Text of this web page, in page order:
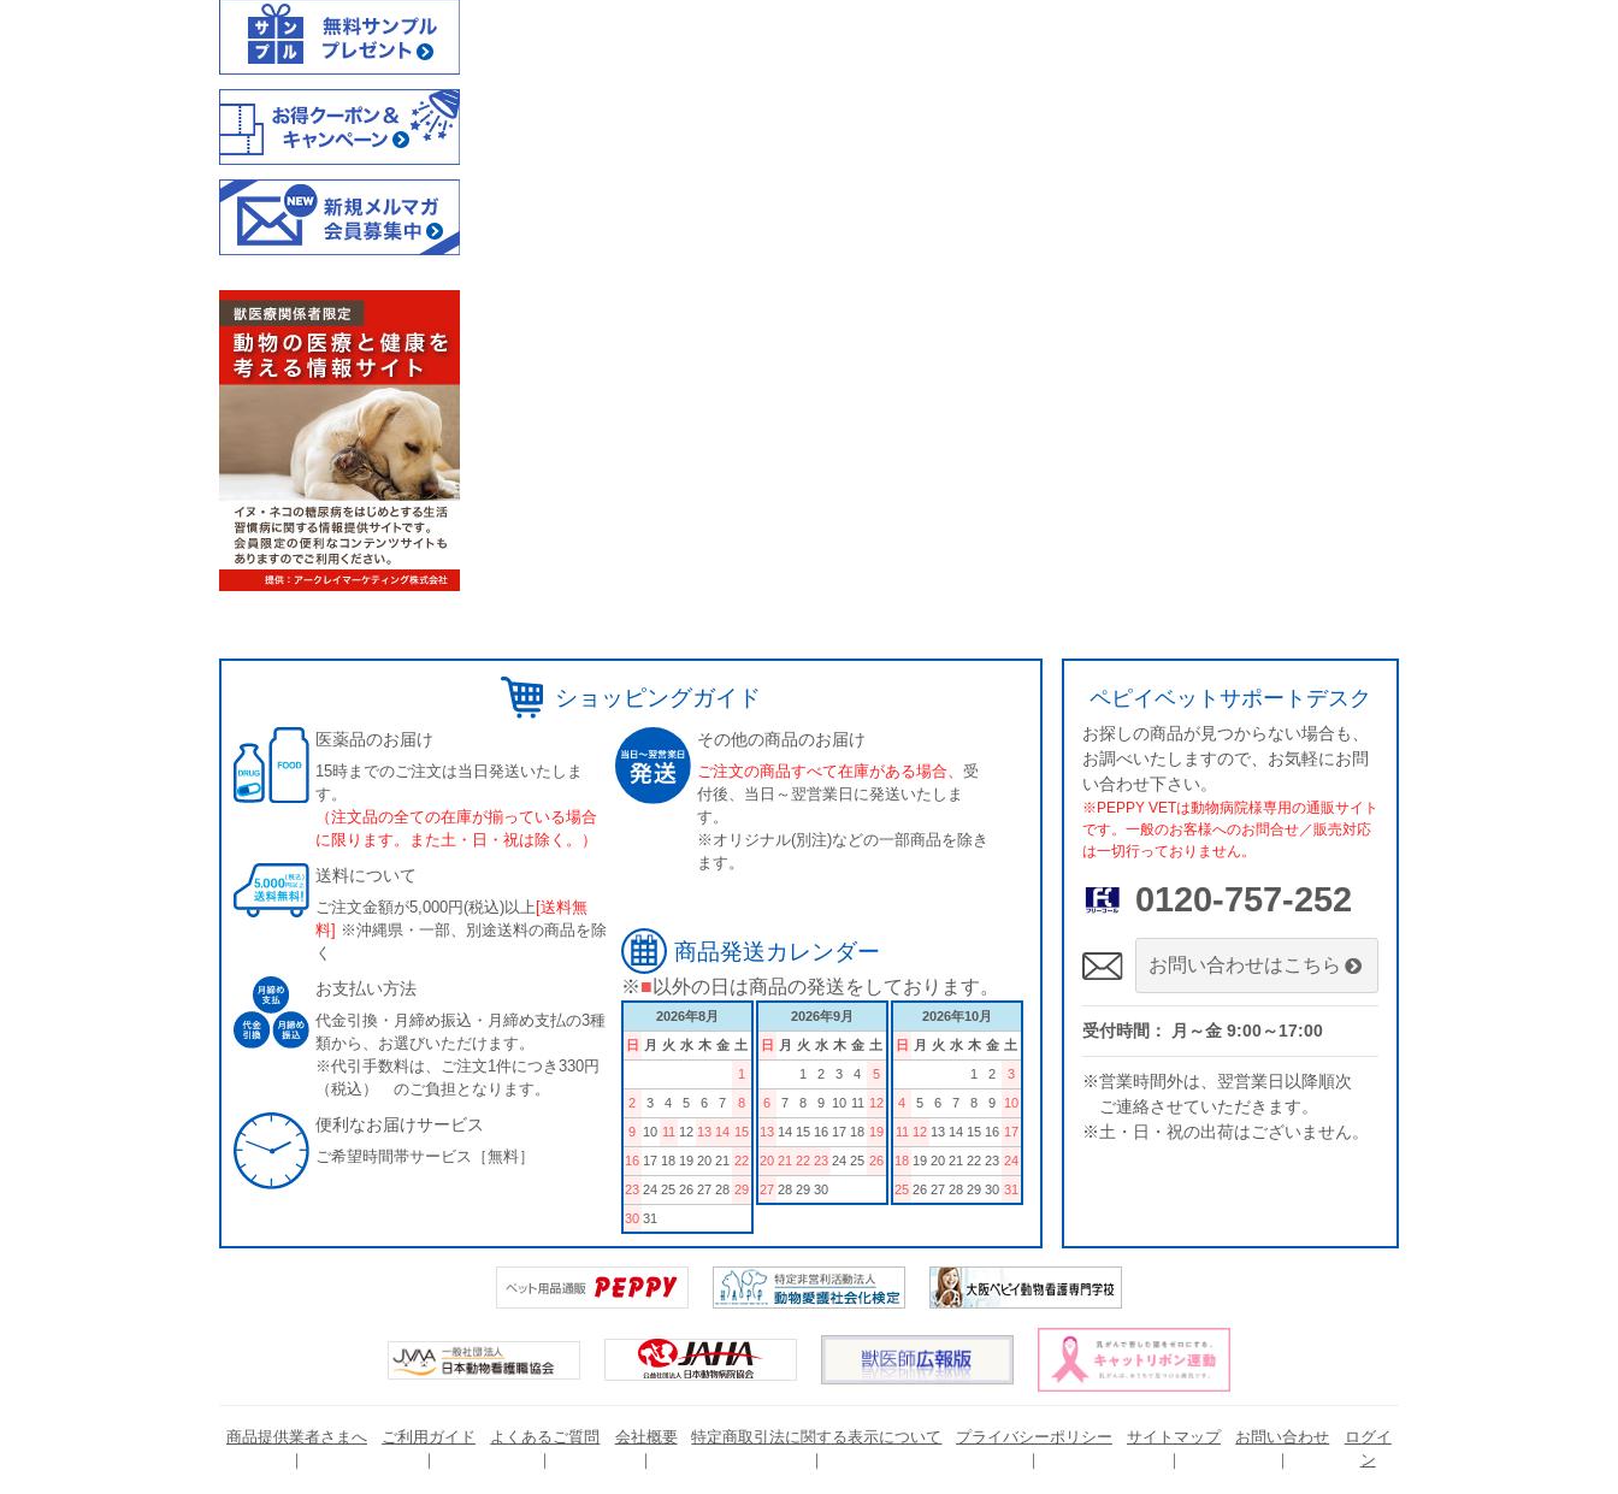
ショッピングガイド
医薬品のお届け
15時までのご注文は当日発送いたしま
す。
（注文品の全ての在庫が揃っている場合
に限ります。また土・日・祝は除く。）
送料について
ご注文金額が5,000円(税込)以上 [送料無
料] ※沖縄県・一部、別途送料の商品を除
く
お支払い方法
代金引換・月締め振込・月締め支払の3種
類から、お選びいただけます。
※代引手数料は、ご注文1件につき330円
（税込） のご負担となります。
便利なお届けサービス
ご希望時間帯サービス［無料］
その他の商品のお届け
ご注文の商品すべて在庫がある場合、 受
付後、当日～翌営業日に発送いたしま
す。
※オリジナル(別注)などの一部商品を除き
ます。
商品発送カレンダー
※■以外の日は商品の発送をしております。
2026年8月
日 月 火 水 木 金 土
1
2
3 4 5 6 7
8
9 10 11 12 13 14 15
16 17 18 19 20 21 22
23 24 25 26 27 28 29
30 31
2026年9月
日 月 火 水 木 金 土
1
2 3 4
5
6
7 8 9 10 11 12
13 14 15 16 17 18 19
20 21 22 23 24 25 26
27 28 29 30
2026年10月
日 月 火 水 木 金 土
1
2
3
4
5 6 7 8 9
10
11 12 13 14 15 16 17
18 19 20 21 22 23 24
25 26 27 28 29 30 31
ペピイベットサポートデスク
お探しの商品が見つからない場合も、
お調べいたしますので、お気軽にお問
い合わせ下さい。
※PEPPY VETは動物病院様専用の通販サイト
です。一般のお客様へのお問合せ／販売対応
は一切行っておりません。
0120-757-252
お問い合わせはこちら
受付時間： 月～金 9:00～17:00
※営業時間外は、翌営業日以降順次
ご連絡させていただきます。
※土・日・祝の出荷はございません。
商品提供業者さまへ ご利用ガイド よくあるご質問 会社概要 特定商取引法に関する表示について プライバシーポリシー サイトマップ お問い合わせ
ログイ
ン